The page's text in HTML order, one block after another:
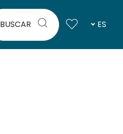
BUSCAR ES